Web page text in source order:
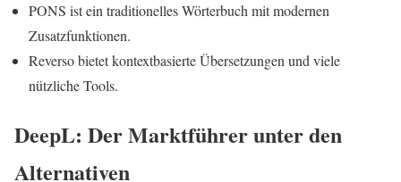
PONS ist ein traditionelles Wörterbuch mit modernen
Zusatzfunktionen.
Reverso bietet kontextbasierte Übersetzungen und viele
nützliche Tools.
DeepL: Der Marktführer unter den
Alternativen